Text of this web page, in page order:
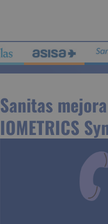
Sanitas
IOMETRICS